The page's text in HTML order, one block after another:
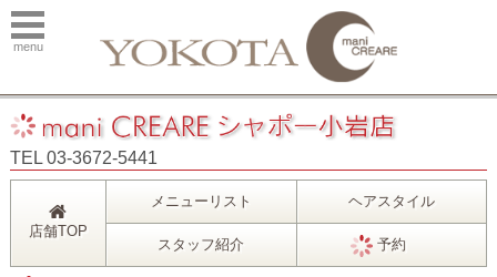
menu
TEL 03-3672-5441
店舗TOP
メニューリスト ヘアスタイル
スタッフ紹介 予約